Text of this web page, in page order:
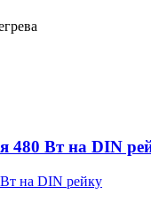
480 Вт на DIN